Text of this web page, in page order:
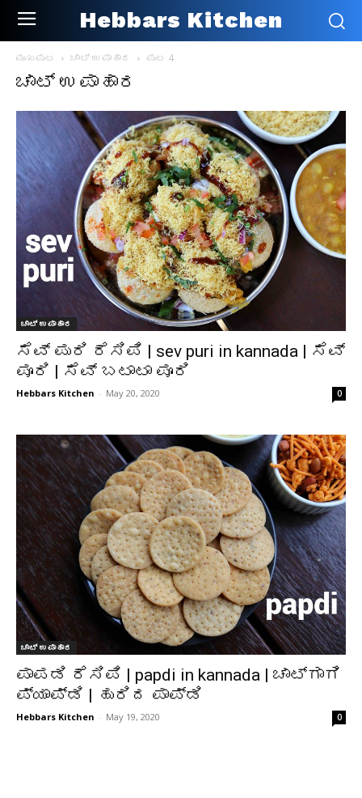
Hebbars Kitchen
ಮುಖಪುಟ ಚಾಟ್ ಉಪಾಹಾರ ಪುಟ 4
ಚಾಟ್ ಉಪಾಹಾರ
ಚಾಟ್ ಉಪಾಹಾರ
ಸೆವ್ ಪುರಿ ರೆಸಿಪಿ | sev puri in kannada | ಸೆವ್
ಪೂರಿ | ಸೆವ್ ಬಟಾಟಾ ಪೂರಿ
Hebbars Kitchen - May 20, 2020 0
ಚಾಟ್ ಉಪಾಹಾರ
ಪಾಪಡಿ ರೆಸಿಪಿ | papdi in kannada | ಚಾಟ್ಗಾಗಿ
ಪ್ಯಾಪ್ಡಿ | ಹುರಿದ ಪಾಪ್ಡಿ
Hebbars Kitchen - May 19, 2020 0